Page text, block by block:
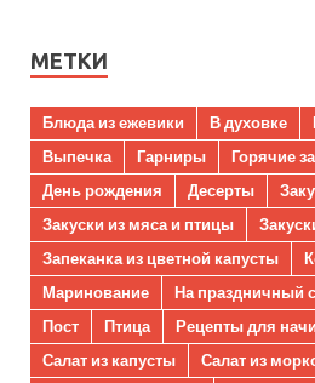
МЕТКИ
Блюда из ежевики В духовке
Выпечка
Гарниры
Горячие
День рождения
Десерты
Закуски из мяса и птицы
Запеканка из цветной капусты
Маринование
На праздничный
Пост
Птица
Рецепты для
Салат из капусты
Салат из